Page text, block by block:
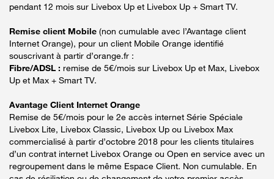
pendant 12 mois sur Livebox Up et Livebox Up + Smart TV.
Remise client Mobile (non cumulable avec l’Avantage client
Internet Orange), pour un client Mobile Orange identifié
souscrivant à partir d’orange.fr :
Fibre/ADSL : remise de 5€/mois sur Livebox Up et Max, Livebox
Up et Max + Smart TV.
Avantage Client Internet Orange
Remise de 5€/mois pour le 2e accès internet Série Spéciale
Livebox Lite, Livebox Classic, Livebox Up ou Livebox Max
commercialisé à partir d’octobre 2018 pour les clients titulaires
d’un contrat internet Livebox Orange ou Open en service avec un
regroupement dans le même Espace Client. Non cumulable. En